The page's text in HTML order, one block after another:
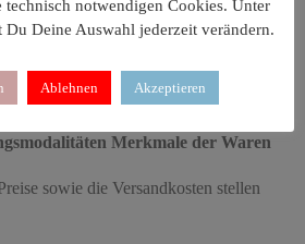
Absenden der Bestellung über die
elektronisch sichern.
Merkmale der Waren
sowie die Versandkosten stellen
technisch notwendigen Cookies. Unter
Deine Auswahl jederzeit verändern.
Ablehnen Akzeptieren